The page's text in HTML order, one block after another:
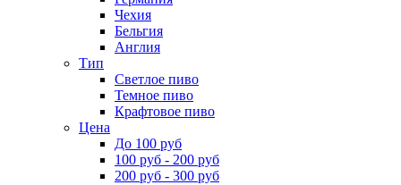
Чехия
Бельгия
Англия
Тип
Светлое пиво
Темное пиво
Крафтовое пиво
Цена
До 100 руб
100 руб - 200 руб
200 руб - 300 руб